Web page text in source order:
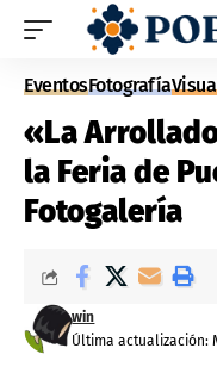
EventosFotografía
«La
la Feria de
Fotogalería
Última actualización:
win